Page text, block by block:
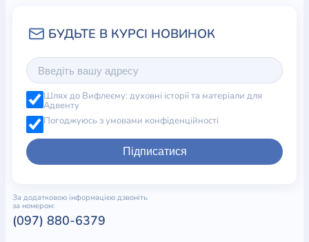
Шлях до Вифлеєму: духовні історії та матеріали для
Адвенту
Погоджуюсь з умовами конфіденційності
Підписатися
За додатковою інформацією дзвоніть
за номером:
(097) 880-6379